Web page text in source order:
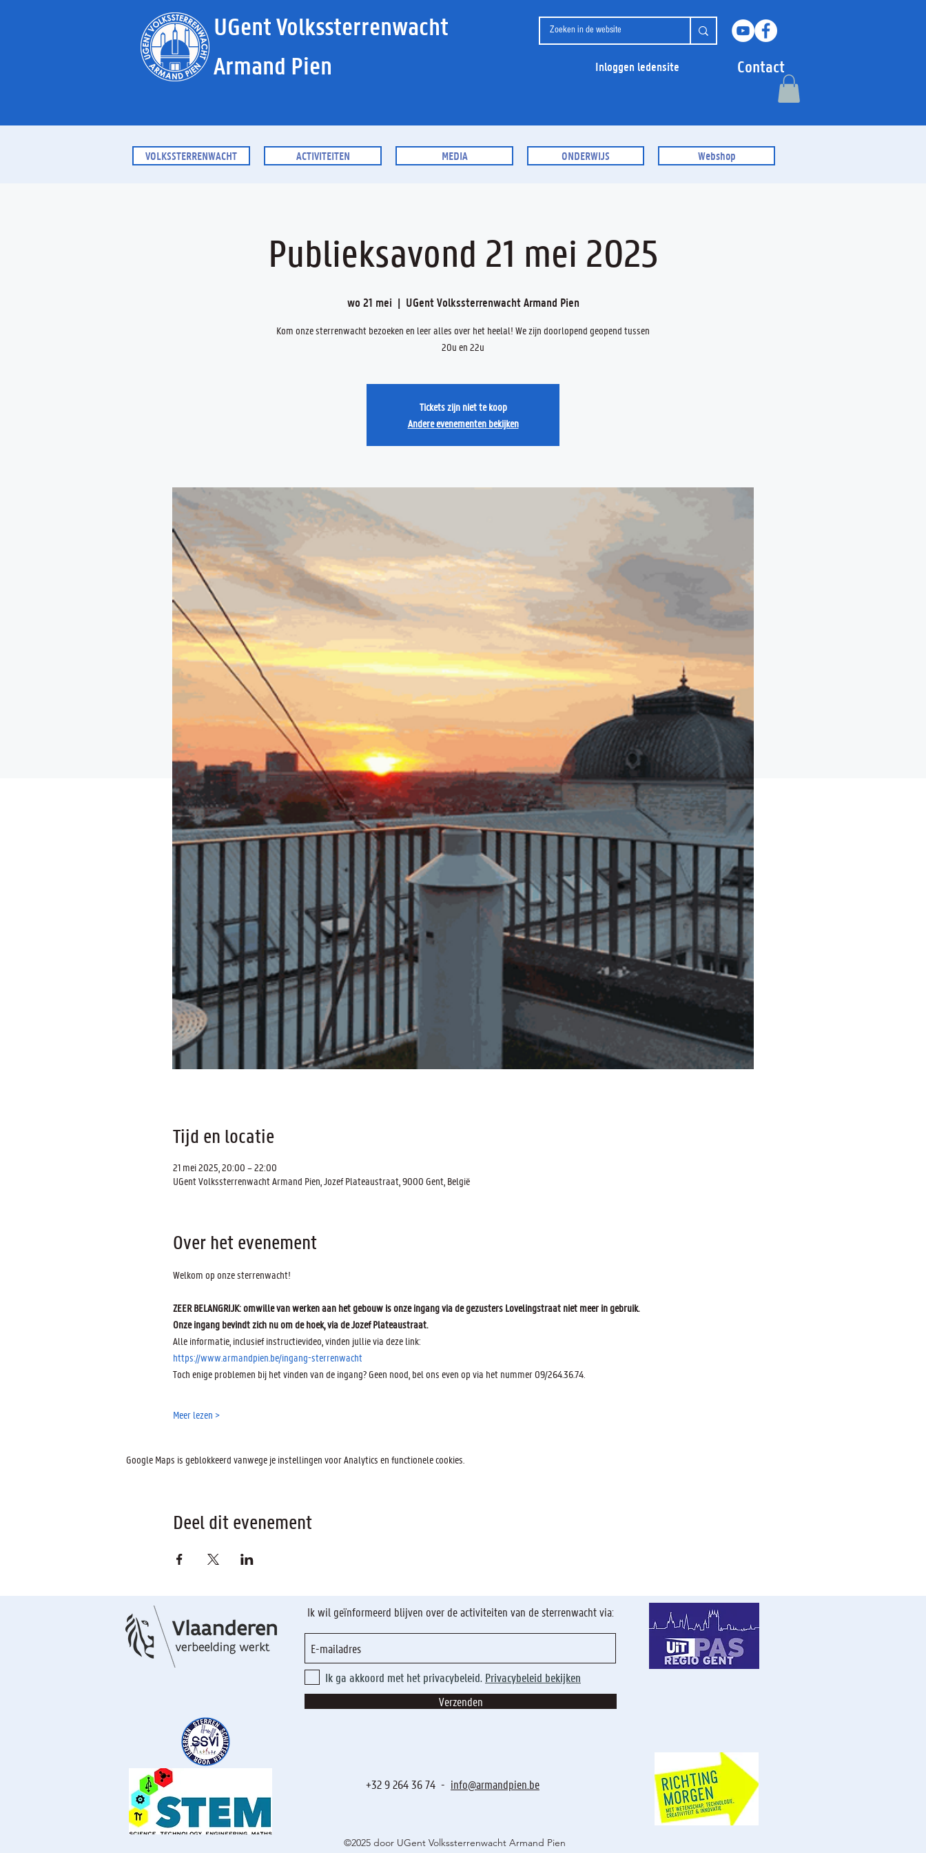
UGent Volkssterrenwacht
Armand Pien
Inloggen ledensite Contact
VOLKSSTERRENWACHT ACTIVITEITEN MEDIA ONDERWIJS Webshop
Publieksavond 21 mei 2025
wo 21 mei
  |
UGent Volkssterrenwacht Armand Pien
Kom onze sterrenwacht bezoeken en leer alles over het heelal! We zijn doorlopend geopend tussen
20u en 22u
Tickets zijn niet te koop
Andere evenementen bekijken
Tijd en locatie
21 mei 2025, 20:00 – 22:00
UGent Volkssterrenwacht Armand Pien, Jozef Plateaustraat, 9000 Gent, België
Over het evenement
Welkom op onze sterrenwacht!
ZEER BELANGRIJK: omwille van werken aan het gebouw is onze ingang via de gezusters Lovelingstraat niet meer in gebruik.
Onze ingang bevindt zich nu om de hoek, via de Jozef Plateaustraat.
Alle informatie, inclusief instructievideo, vinden jullie via deze link:
https://www.armandpien.be/ingang-sterrenwacht
Toch enige problemen bij het vinden van de ingang? Geen nood, bel ons even op via het nummer 09/264.36.74.
Meer lezen >
Google Maps is geblokkeerd vanwege je instellingen voor Analytics en functionele cookies.
Deel dit evenement
Ik wil geïnformeerd blijven over de activiteiten van de sterrenwacht via:
Ik ga akkoord met het privacybeleid. Privacybeleid bekijken
Verzenden
+32 9 264 36 74 - info@armandpien.be
©2025 door UGent Volkssterrenwacht Armand Pien